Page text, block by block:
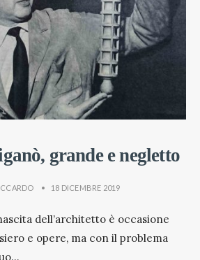
grande e negletto
• 18 DICEMBRE 2019
dell’architetto è occasione
e opere, ma con il problema
...